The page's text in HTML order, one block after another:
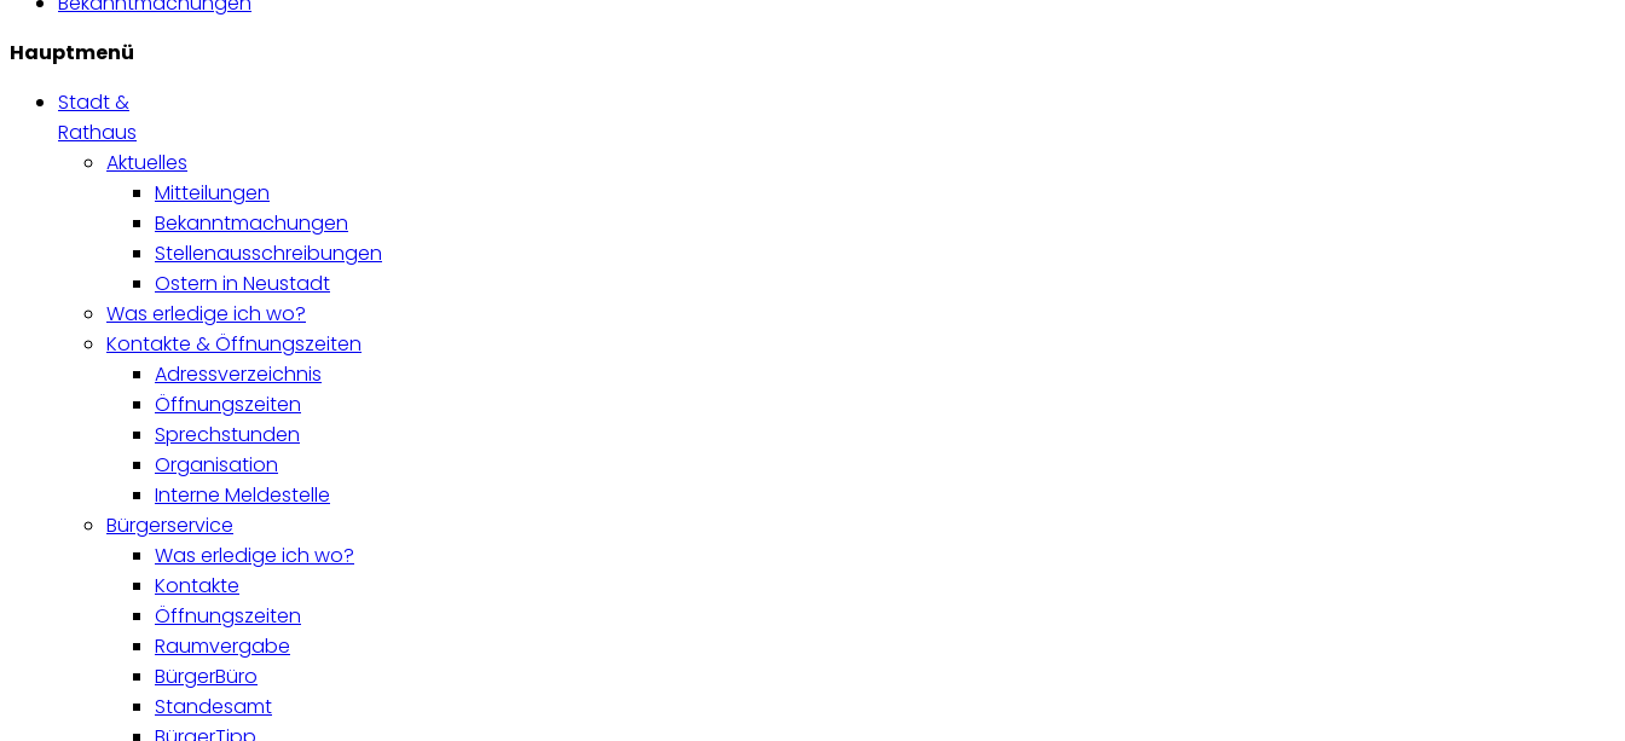
Hauptmenü
Stadt &
Rathaus
Aktuelles
Mitteilungen
Bekanntmachungen
Stellenausschreibungen
Ostern in Neustadt
Was erledige ich wo?
Kontakte & Öffnungszeiten
Adressverzeichnis
Öffnungszeiten
Sprechstunden
Organisation
Interne Meldestelle
Bürgerservice
Was erledige ich wo?
Kontakte
Öffnungszeiten
Raumvergabe
BürgerBüro
Standesamt